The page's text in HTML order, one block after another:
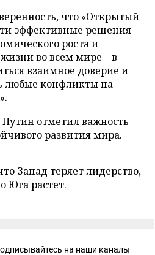
что «Открытый
эффективные решения
роста и
во всем мире – в
взаимное доверие и
любые конфликты на
отметилважность
развития мира.
Запад теряет лидерство,
Юга растет.
на наши каналы